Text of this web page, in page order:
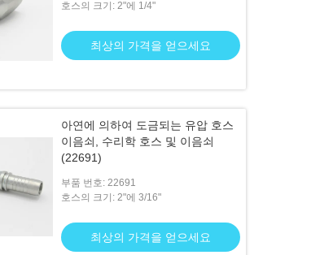
호스의 크기: 2"에 1/4"
최상의 가격을 얻으세요
아연에 의하여 도금되는 유압 호스
이음쇠, 수리학 호스 및 이음쇠
(22691)
부품 번호: 22691
호스의 크기: 2"에 3/16"
최상의 가격을 얻으세요